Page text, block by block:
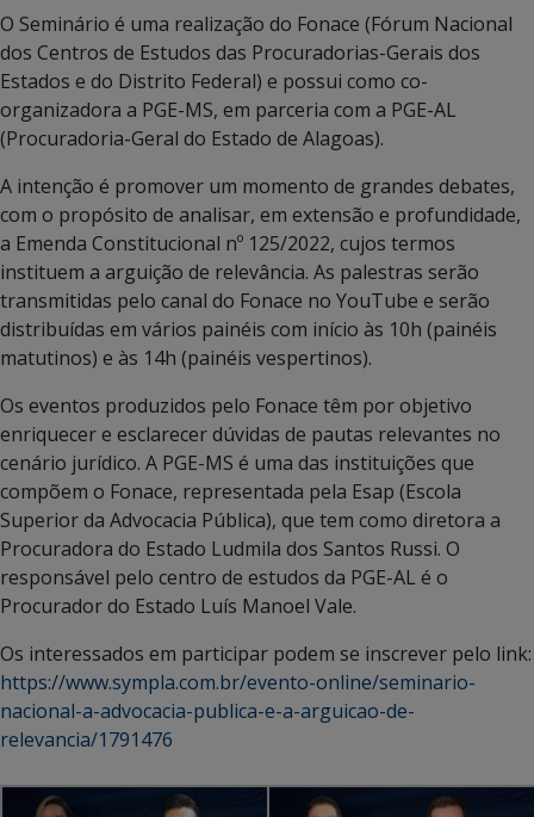
O Seminário é uma realização do Fonace (Fórum Nacional
dos Centros de Estudos das Procuradorias-Gerais dos
Estados e do Distrito Federal) e possui como co-
organizadora a PGE-MS, em parceria com a PGE-AL
(Procuradoria-Geral do Estado de Alagoas).
A intenção é promover um momento de grandes debates,
com o propósito de analisar, em extensão e profundidade,
a Emenda Constitucional nº 125/2022, cujos termos
instituem a arguição de relevância. As palestras serão
transmitidas pelo canal do Fonace no YouTube e serão
distribuídas em vários painéis com início às 10h (painéis
matutinos) e às 14h (painéis vespertinos).
Os eventos produzidos pelo Fonace têm por objetivo
enriquecer e esclarecer dúvidas de pautas relevantes no
cenário jurídico. A PGE-MS é uma das instituições que
compõem o Fonace, representada pela Esap (Escola
Superior da Advocacia Pública), que tem como diretora a
Procuradora do Estado Ludmila dos Santos Russi. O
responsável pelo centro de estudos da PGE-AL é o
Procurador do Estado Luís Manoel Vale.
Os interessados em participar podem se inscrever pelo link:
https://www.sympla.com.br/evento-online/seminario-
nacional-a-advocacia-publica-e-a-arguicao-de-
relevancia/1791476